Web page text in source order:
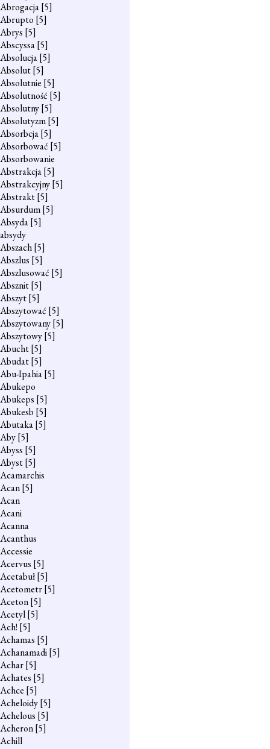
Abrogacja[5]
Abrupto [5]
Abrys [5]
Abscyssa[5]
Absolucja[5]
Absolut[5]
Absolutnie [5]
Absolutność [5]
Absolutny[5]
Absolutyzm[5]
Absorbcja[5]
Absorbować [5]
Absorbowanie
Abstrakcja[5]
Abstrakcyjny[5]
Abstrakt[5]
Absurdum[5]
Absyda[5]
absydy
Abszach[5]
Abszlus [5]
Abszlusować [5]
Absznit[5]
Abszyt[5]
Abszytować [5]
Abszytowany[5]
Abszytowy[5]
Abucht[5]
Abudat[5]
Abu-Ipahia[5]
Abukepo
Abukeps [5]
Abukesb [5]
Abutaka[5]
Aby[5]
Abyss [5]
Abyst[5]
Acamarchis
Acan[5]
Acan
Acani
Acanna
Acanthus
Accessie
Acervus [5]
Acetabuł[5]
Acetometr[5]
Aceton[5]
Acetyl[5]
Ach! [5]
Achamas [5]
Achanamadi[5]
Achar[5]
Achates [5]
Achce [5]
Acheloidy[5]
Achelous [5]
Acheron[5]
Achill